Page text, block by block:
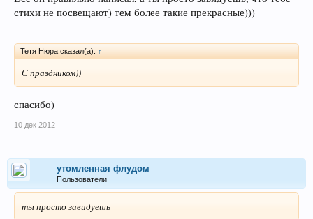
стихи не посвещают) тем более такие прекрасные)))
Тетя Нюра сказал(а): ↑
С праздником))
спасибо)
10 дек 2012
утомленная флудом
Пользователи
ты просто завидуешь